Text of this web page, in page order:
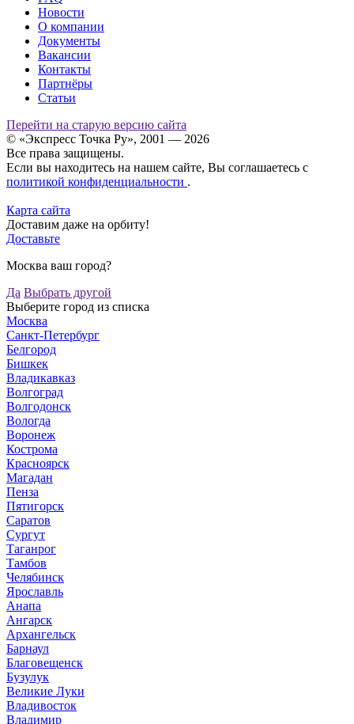
Новости
О компании
Документы
Вакансии
Контакты
Партнёры
Статьи
Перейти на старую версию сайта
© «Экспресс Точка Ру», 2001 — 2026
Все права защищены.
Если вы находитесь на нашем сайте, Вы соглашаетесь с
политикой конфиденциальности .
Карта сайта
Доставим даже на орбиту!
Доставьте
Москва ваш город?
Да Выбрать другой
Выберите город из списка
Москва
Санкт-Петербург
Белгород
Бишкек
Владикавказ
Волгоград
Волгодонск
Вологда
Воронеж
Кострома
Красноярск
Магадан
Пенза
Пятигорск
Саратов
Сургут
Таганрог
Тамбов
Челябинск
Ярославль
Анапа
Ангарск
Архангельск
Барнаул
Благовещенск
Бузулук
Великие Луки
Владивосток
Владимир